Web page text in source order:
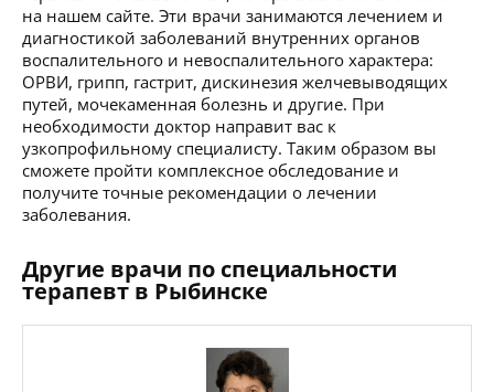
на нашем сайте. Эти врачи занимаются лечением и
диагностикой заболеваний внутренних органов
воспалительного и невоспалительного характера:
ОРВИ, грипп, гастрит, дискинезия желчевыводящих
путей, мочекаменная болезнь и другие. При
необходимости доктор направит вас к
узкопрофильному специалисту. Таким образом вы
сможете пройти комплексное обследование и
получите точные рекомендации о лечении
заболевания.
Другие врачи по специальности
терапевт в Рыбинске